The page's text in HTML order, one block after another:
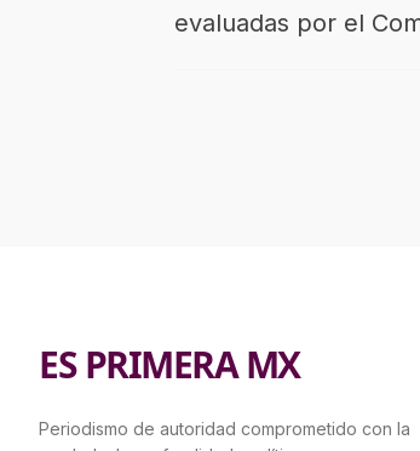
evaluadas por el
ES PRIMERA MX
Periodismo de autoridad comprometido con la